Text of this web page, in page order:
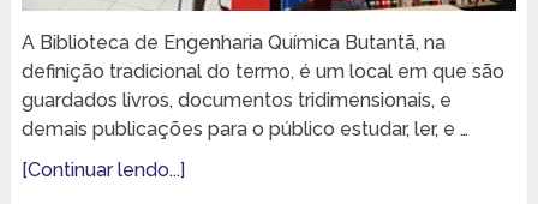
A Biblioteca de Engenharia Química Butantã, na
definição tradicional do termo, é um local em que são
guardados livros, documentos tridimensionais, e
demais publicações para o público estudar, ler, e …
[Continuar lendo...]